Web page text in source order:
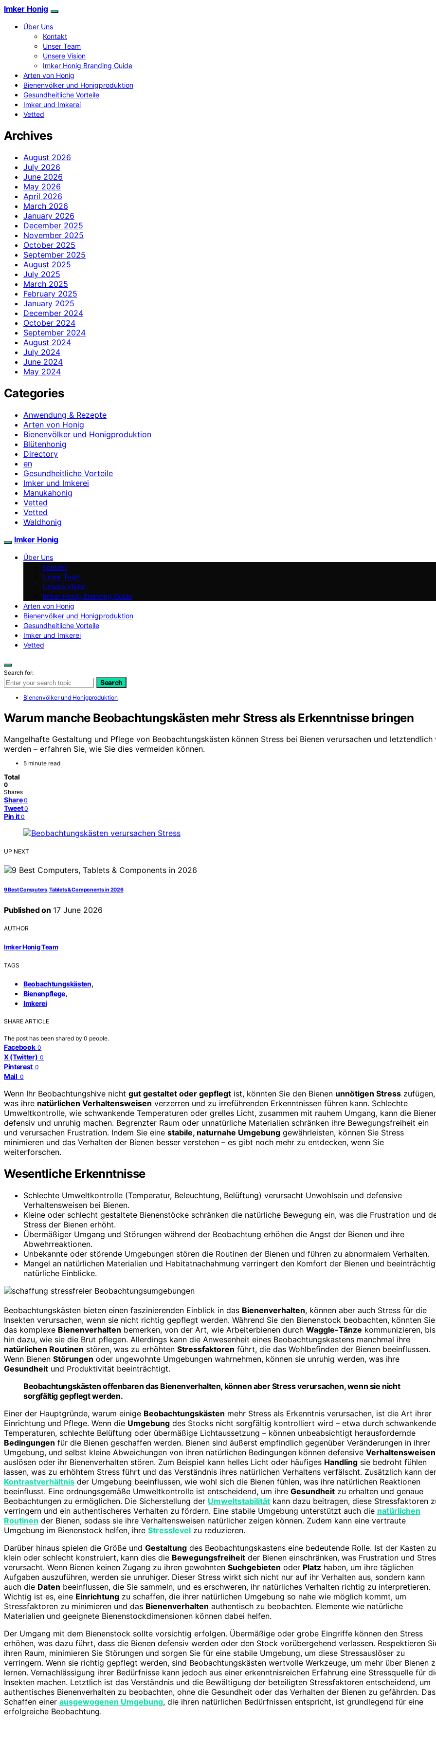
Imker Honig
Über Uns
Kontakt
Unser Team
Unsere Vision
Imker Honig Branding Guide
Arten von Honig
Bienenvölker und Honigproduktion
Gesundheitliche Vorteile
Imker und Imkerei
Vetted
Archives
August 2026
July 2026
June 2026
May 2026
April 2026
March 2026
January 2026
December 2025
November 2025
October 2025
September 2025
August 2025
July 2025
March 2025
February 2025
January 2025
December 2024
October 2024
September 2024
August 2024
July 2024
June 2024
May 2024
Categories
Anwendung & Rezepte
Arten von Honig
Bienenvölker und Honigproduktion
Blütenhonig
Directory
en
Gesundheitliche Vorteile
Imker und Imkerei
Manukahonig
Vetted
Vetted
Waldhonig
Imker Honig
Über Uns
Kontakt
Unser Team
Unsere Vision
Imker Honig Branding Guide
Arten von Honig
Bienenvölker und Honigproduktion
Gesundheitliche Vorteile
Imker und Imkerei
Vetted
Search for:
Search
Bienenvölker und Honigproduktion
Warum manche Beobachtungskästen mehr Stress als Erkenntnisse bringen
Mangelhafte Gestaltung und Pflege von Beobachtungskästen können Stress bei Bienen verursachen und
werden – erfahren Sie, wie Sie dies vermeiden können.
5 minute read
Total
0
Shares
Share 0
Tweet 0
Pin it 0
UP NEXT
9 Best Computers, Tablets & Components in 2026
Published on 17 June 2026
AUTHOR
Imker Honig Team
TAGS
Beobachtungskästen,
Bienenpflege,
Imkerei
SHARE ARTICLE
The post has been shared by 0 people.
Facebook 0
X (Twitter) 0
Pinterest 0
Mail 0
Wenn Ihr Beobachtungshive nicht gut gestaltet oder gepflegt ist, könnten Sie den Bienen unnötigen Stress zufügen,
was ihre natürlichen Verhaltensweisen verzerren und zu irreführenden Erkenntnissen führen kann. Schlechte
Umweltkontrolle, wie schwankende Temperaturen oder grelles Licht, zusammen mit rauhem Umgang, kann die
defensiv und unruhig machen. Begrenzter Raum oder unnatürliche Materialien schränken ihre Bewegungsfreiheit ein
und verursachen Frustration. Indem Sie eine stabile, naturnahe Umgebung gewährleisten, können Sie Stress
minimieren und das Verhalten der Bienen besser verstehen – es gibt noch mehr zu entdecken, wenn Sie
weiterforschen.
Wesentliche Erkenntnisse
Schlechte Umweltkontrolle (Temperatur, Beleuchtung, Belüftung) verursacht Unwohlsein und defensive
Verhaltensweisen bei Bienen.
Kleine oder schlecht gestaltete Bienenstöcke schränken die natürliche Bewegung ein, was die Frustration und
Stress der Bienen erhöht.
Übermäßiger Umgang und Störungen während der Beobachtung erhöhen die Angst der Bienen und ihre
Abwehrreaktionen.
Unbekannte oder störende Umgebungen stören die Routinen der Bienen und führen zu abnormalem Verhalten.
Mangel an natürlichen Materialien und Habitatnachahmung verringert den Komfort der Bienen und
natürliche Einblicke.
Beobachtungskästen bieten einen faszinierenden Einblick in das Bienenverhalten, können aber auch Stress für die
Insekten verursachen, wenn sie nicht richtig gepflegt werden. Während Sie den Bienenstock beobachten, könnten Sie
das komplexe Bienenverhalten bemerken, von der Art, wie Arbeiterbienen durch Waggle-Tänze kommunizieren, bis
hin dazu, wie sie die Brut pflegen. Allerdings kann die Anwesenheit eines Beobachtungskastens manchmal ihre
natürlichen Routinen stören, was zu erhöhten Stressfaktoren führt, die das Wohlbefinden der Bienen beeinflussen.
Wenn Bienen Störungen oder ungewohnte Umgebungen wahrnehmen, können sie unruhig werden, was ihre
Gesundheit und Produktivität beeinträchtigt.
Beobachtungskästen offenbaren das Bienenverhalten, können aber Stress verursachen, wenn sie nicht
sorgfältig gepflegt werden.
Einer der Hauptgründe, warum einige Beobachtungskästen mehr Stress als Erkenntnis verursachen, ist die Art ihrer
Einrichtung und Pflege. Wenn die Umgebung des Stocks nicht sorgfältig kontrolliert wird – etwa durch schwankende
Temperaturen, schlechte Belüftung oder übermäßige Lichtaussetzung – können unbeabsichtigt herausfordernde
Bedingungen für die Bienen geschaffen werden. Bienen sind äußerst empfindlich gegenüber Veränderungen in ihrer
Umgebung, und selbst kleine Abweichungen von ihren natürlichen Bedingungen können defensive Verhaltensweisen
auslösen oder ihr Bienenverhalten stören. Zum Beispiel kann helles Licht oder häufiges Handling sie bedroht fühlen
lassen, was zu erhöhtem Stress führt und das Verständnis ihres natürlichen Verhaltens verfälscht. Zusätzlich kann der
Kontrastverhältnis der Umgebung beeinflussen, wie wohl sich die Bienen fühlen, was ihre natürlichen Reaktionen
beeinflusst. Eine ordnungsgemäße Umweltkontrolle ist entscheidend, um ihre Gesundheit zu erhalten und genaue
Beobachtungen zu ermöglichen. Die Sicherstellung der Umweltstabilität kann dazu beitragen, diese Stressfaktoren
verringern und ein authentischeres Verhalten zu fördern. Eine stabile Umgebung unterstützt auch die natürlichen
Routinen der Bienen, sodass sie ihre Verhaltensweisen natürlicher zeigen können. Zudem kann eine vertraute
Umgebung im Bienenstock helfen, ihre Stresslevel zu reduzieren.
Darüber hinaus spielen die Größe und Gestaltung des Beobachtungskastens eine bedeutende Rolle. Ist der Kasten zu
klein oder schlecht konstruiert, kann dies die Bewegungsfreiheit der Bienen einschränken, was Frustration und
verursacht. Wenn Bienen keinen Zugang zu ihren gewohnten Suchgebieten oder Platz haben, um ihre täglichen
Aufgaben auszuführen, werden sie unruhiger. Dieser Stress wirkt sich nicht nur auf ihr Verhalten aus, sondern kann
auch die Daten beeinflussen, die Sie sammeln, und es erschweren, ihr natürliches Verhalten richtig zu interpretieren.
Wichtig ist es, eine Einrichtung zu schaffen, die ihrer natürlichen Umgebung so nahe wie möglich kommt, um
Stressfaktoren zu minimieren und das Bienenverhalten authentisch zu beobachten. Elemente wie natürliche
Materialien und geeignete Bienenstockdimensionen können dabei helfen.
Der Umgang mit dem Bienenstock sollte vorsichtig erfolgen. Übermäßige oder grobe Eingriffe können den Stress
erhöhen, was dazu führt, dass die Bienen defensiv werden oder den Stock vorübergehend verlassen. Respektieren
ihren Raum, minimieren Sie Störungen und sorgen Sie für eine stabile Umgebung, um diese Stressauslöser zu
verringern. Wenn sie richtig gepflegt werden, sind Beobachtungskästen wertvolle Werkzeuge, um mehr über Bienen
lernen. Vernachlässigung ihrer Bedürfnisse kann jedoch aus einer erkenntnisreichen Erfahrung eine Stressquelle für
Insekten machen. Letztlich ist das Verständnis und die Bewältigung der beteiligten Stressfaktoren entscheidend, um
authentisches Bienenverhalten zu beobachten, ohne die Gesundheit oder das Verhalten der Bienen zu gefährden. Das
Schaffen einer ausgewogenen Umgebung, die ihren natürlichen Bedürfnissen entspricht, ist grundlegend für eine
erfolgreiche Beobachtung.